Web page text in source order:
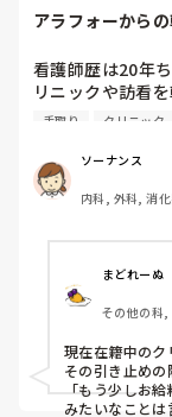
アラフォーから
看護師歴は20年
リニックや訪看
す。
今のクリニック
引き止められ、3
円ほど生活面も
独身で40代と考
に、病院勤務に
40代以上になっ
く場所も少なく
40代からの転職
アドバイスをよ
手取り クリニック
ソーナンス
内科, 外科, 消
まどれーぬ
その他の科,
現在在籍中のク
その引き止めの
「もう少しお
みたいなこと